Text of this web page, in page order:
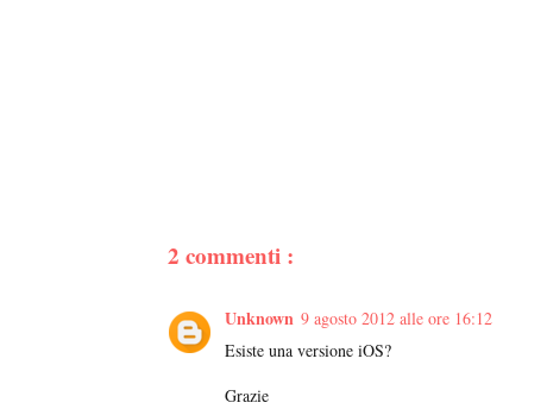
2 commenti :
Unknown 9 agosto 2012 alle ore 16:12
Esiste una versione iOS?
Grazie